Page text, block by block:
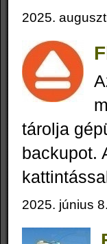
2025.
tárolja
backupot.
2025. június